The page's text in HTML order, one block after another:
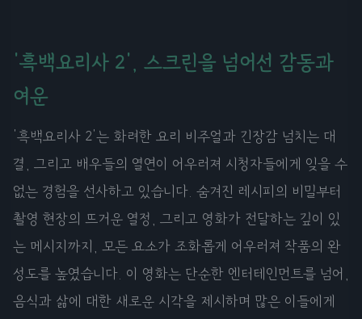
'흑백요리사 2', 스크린을 넘어선 감동과
여운
'흑백요리사 2'는 화려한 요리 비주얼과 긴장감 넘치는 대
결, 그리고 배우들의 열연이 어우러져 시청자들에게 잊을 수
없는 경험을 선사하고 있습니다. 숨겨진 레시피의 비밀부터
촬영 현장의 뜨거운 열정, 그리고 영화가 전달하는 깊이 있
는 메시지까지, 모든 요소가 조화롭게 어우러져 작품의 완
성도를 높였습니다. 이 영화는 단순한 엔터테인먼트를 넘어,
음식과 삶에 대한 새로운 시각을 제시하며 많은 이들에게